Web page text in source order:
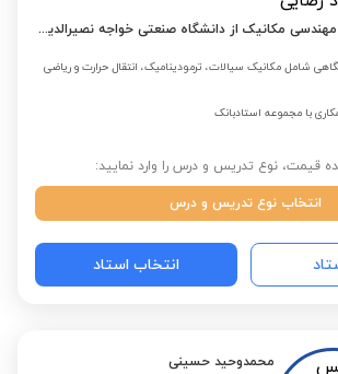
کارشناسی ارشد مهندسی مکانیک از دانشگاه صنعتی خواجه نصیرالدین طوسی
شامل مکانیک سیالات، ترمودینامیک، انتقال حرارت و ریاضی
با مجموعه استادبانک
قیمت، نوع تدریس و درس را وارد نمایید:
انتخاب نوع تدریس و درس
انتخاب استاد
محمدوحید حسینی‌